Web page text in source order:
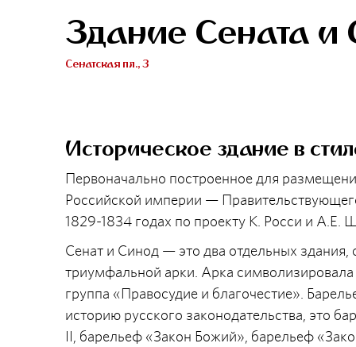
Здание Сената и
Сенатская пл., 3
Историческое здание в
Первоначально построенное для
Российской империи —
1829-1834 годах по проекту К. Росси и А.Е.
Сенат и Синод — это два отдельных
триумфальной арки. Арка символизировала
группа «Правосудие и благочестие».
историю русского законодательства, это
II, барельеф «Закон Божий», барельеф